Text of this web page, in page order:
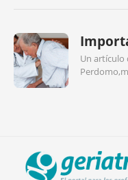
Un artículo